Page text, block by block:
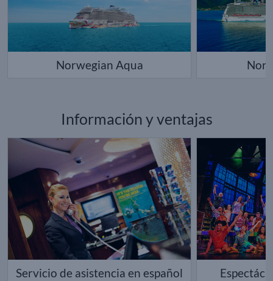
Norwegian Aqua
Información y ventajas
Servicio de asistencia en español